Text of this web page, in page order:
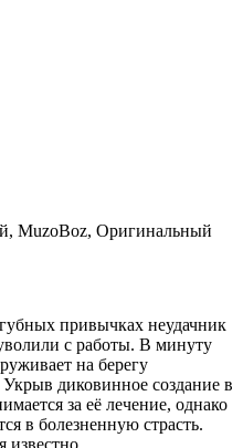
MuzoBoz, Оригинальный
привычках неудачник
с работы. В минуту
на берегу
диковинное создание в
за её лечение, однако
в болезненную страсть.